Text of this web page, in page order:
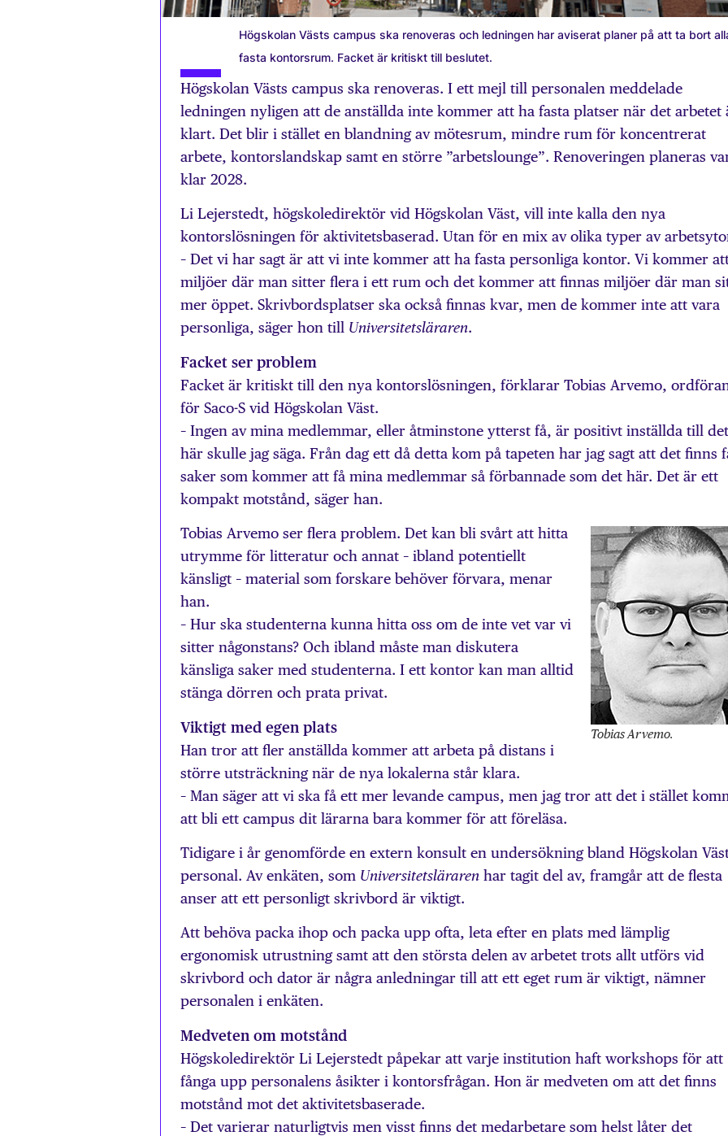
Högskolan Västs campus ska renoveras och ledningen har aviserat planer på att ta bort
fasta kontorsrum. Facket är kritiskt till beslutet.
Högskolan Västs campus ska renoveras. I ett mejl till personalen meddelade
ledningen nyligen att de anställda inte kommer att ha fasta platser när det arbetet
klart. Det blir i stället en blandning av mötesrum, mindre rum för koncentrerat
arbete, kontorslandskap samt en större ”arbetslounge”. Renoveringen planeras
klar 2028.
Li Lejerstedt, högskoledirektör vid Högskolan Väst, vill inte kalla den nya
kontorslösningen för aktivitetsbaserad. Utan för en mix av olika typer av
– Det vi har sagt är att vi inte kommer att ha fasta personliga kontor. Vi kommer
miljöer där man sitter flera i ett rum och det kommer att finnas miljöer där man
mer öppet. Skrivbordsplatser ska också finnas kvar, men de kommer inte att vara
personliga, säger hon till Universitetsläraren.
Facket ser problem
Facket är kritiskt till den nya kontorslösningen, förklarar Tobias Arvemo,
för Saco-S vid Högskolan Väst.
– Ingen av mina medlemmar, eller åtminstone ytterst få, är positivt inställda till det
här skulle jag säga. Från dag ett då detta kom på tapeten har jag sagt att det finns
saker som kommer att få mina medlemmar så förbannade som det här. Det är ett
kompakt motstånd, säger han.
Tobias Arvemo.
Tobias Arvemo ser flera problem. Det kan bli svårt att hitta
utrymme för litteratur och annat – ibland potentiellt
känsligt – material som forskare behöver förvara, menar
han.
– Hur ska studenterna kunna hitta oss om de inte vet var vi
sitter någonstans? Och ibland måste man diskutera
känsliga saker med studenterna. I ett kontor kan man alltid
stänga dörren och prata privat.
Viktigt med egen plats
Han tror att fler anställda kommer att arbeta på distans i
större utsträckning när de nya lokalerna står klara.
– Man säger att vi ska få ett mer levande campus, men jag tror att det i stället
att bli ett campus dit lärarna bara kommer för att föreläsa.
Tidigare i år genomförde en extern konsult en undersökning bland Högskolan
personal. Av enkäten, som Universitetsläraren har tagit del av, framgår att de flesta
anser att ett personligt skrivbord är viktigt.
Att behöva packa ihop och packa upp ofta, leta efter en plats med lämplig
ergonomisk utrustning samt att den största delen av arbetet trots allt utförs vid
skrivbord och dator är några anledningar till att ett eget rum är viktigt, nämner
personalen i enkäten.
Medveten om motstånd
Högskoledirektör Li Lejerstedt påpekar att varje institution haft workshops för att
fånga upp personalens åsikter i kontorsfrågan. Hon är medveten om att det finns
motstånd mot det aktivitetsbaserade.
– Det varierar naturligtvis men visst finns det medarbetare som helst låter det